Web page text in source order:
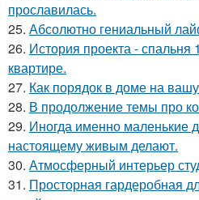
прославилась.
25. Абсолютно гениальный
26. История проекта - спальня
квартире.
27. Как порядок в доме на
28. В продолжение темы про
29. Иногда именно маленькие
настоящему живым делают.
30. Атмосферный интерьер
31. Просторная гардеробная